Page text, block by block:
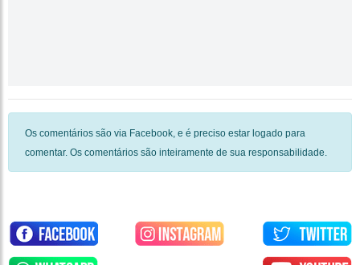
Os comentários são via Facebook, e é preciso estar logado para
comentar. Os comentários são inteiramente de sua responsabilidade.